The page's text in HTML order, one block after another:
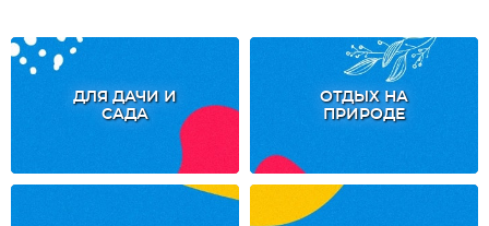
ДЛЯ ДАЧИ И
САДА
ОТДЫХ НА
ПРИРОДЕ